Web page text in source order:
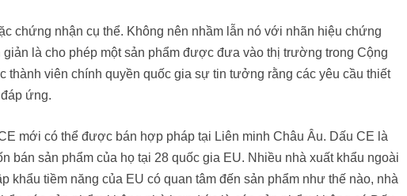
chứng nhận cụ thể. Không nên nhầm lẫn nó với nhãn hiệu chứng
là cho phép một sản phẩm được đưa vào thị trường trong Cộng
thành viên chính quyền quốc gia sự tin tưởng rằng các yêu cầu thiết
ứng.
mới có thể được bán hợp pháp tại Liên minh Châu Âu. Dấu CE là
bán sản phẩm của họ tại 28 quốc gia EU. Nhiều nhà xuất khẩu ngoài
khẩu tiềm năng của EU có quan tâm đến sản phẩm như thế nào, nhà